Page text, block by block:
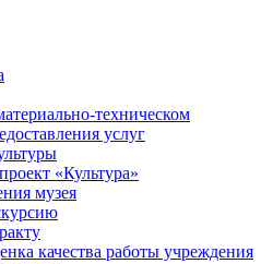
техническом
услуг
«Культура»
музея
качества работы учреждения